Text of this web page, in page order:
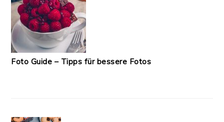
Foto Guide – Tipps für bessere Fotos